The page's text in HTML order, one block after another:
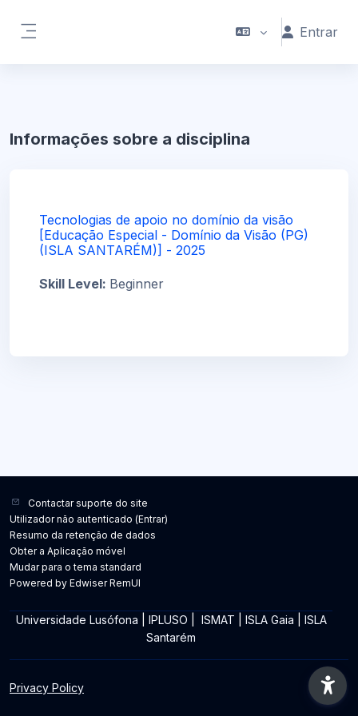
Entrar
Informações sobre a disciplina
Tecnologias de apoio no domínio da visão
[Educação Especial - Domínio da Visão (PG)
(ISLA SANTARÉM)] - 2025
Skill Level: Beginner
Contactar suporte do site
Utilizador não autenticado (Entrar)
Resumo da retenção de dados
Obter a Aplicação móvel
Mudar para o tema standard
Powered by Edwiser RemUI
Universidade Lusófona IPLUSO ISMAT ISLA Gaia
ISLA
Santarém
Privacy Policy